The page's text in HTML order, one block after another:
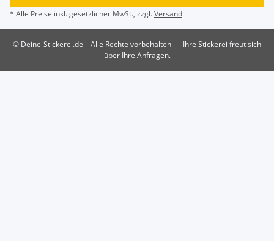
* Alle Preise inkl. gesetzlicher MwSt., zzgl.Versand
© Deine-Stickerei.de – Alle Rechte vorbehalten
Ihre Stickerei freut sich
über Ihre Anfragen.